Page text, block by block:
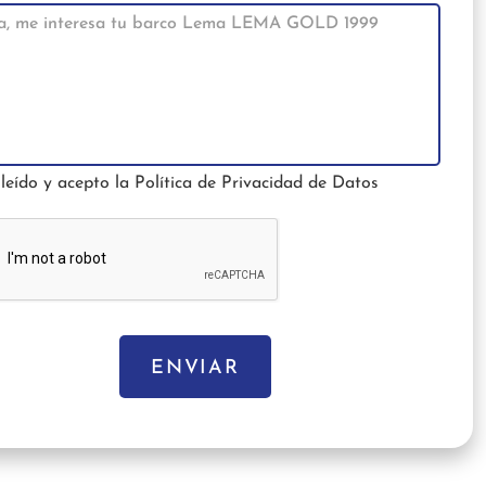
y acepto la Política de Privacidad de Datos
ENVIAR